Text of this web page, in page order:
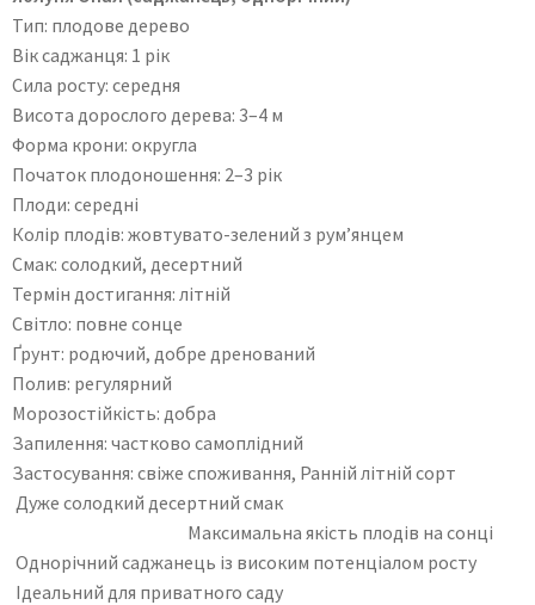
Тип: плодове дерево
Вік саджанця: 1 рік
Сила росту: середня
Висота дорослого дерева: 3–4 м
Форма крони: округла
Початок плодоношення: 2–3 рік
Плоди: середні
Колір плодів: жовтувато-зелений з рум’янцем
Смак: солодкий, десертний
Термін достигання: літній
Світло: повне сонце
Ґрунт: родючий, добре дренований
Полив: регулярний
Морозостійкість: добра
Запилення: частково самоплідний
Застосування: свіже споживання, Ранній літній сорт
Дуже солодкий десертний смак
Максимальна якість плодів на сонці
Однорічний саджанець із високим потенціалом росту
Ідеальний для приватного саду